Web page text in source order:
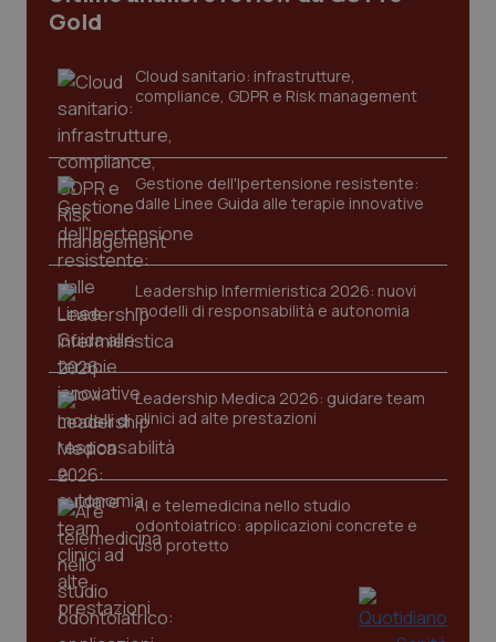
Gold
Cloud sanitario: infrastrutture,
compliance, GDPR e Risk management
Gestione dell'Ipertensione resistente:
dalle Linee Guida alle terapie innovative
Leadership Infermieristica 2026: nuovi
modelli di responsabilità e autonomia
Leadership Medica 2026: guidare team
clinici ad alte prestazioni
AI e telemedicina nello studio
odontoiatrico: applicazioni concrete e
uso protetto
I cookie necessari contribuiscono a rendere fruibile il
sito web abilitandone funzionalità di base quali la
funzionare correttamente senza questi cookie.
Nome
VISITOR_PRIVACY_METADATA
.youtube.com
CookieScriptConsent
CookieScript
www.quotidianosanita.it